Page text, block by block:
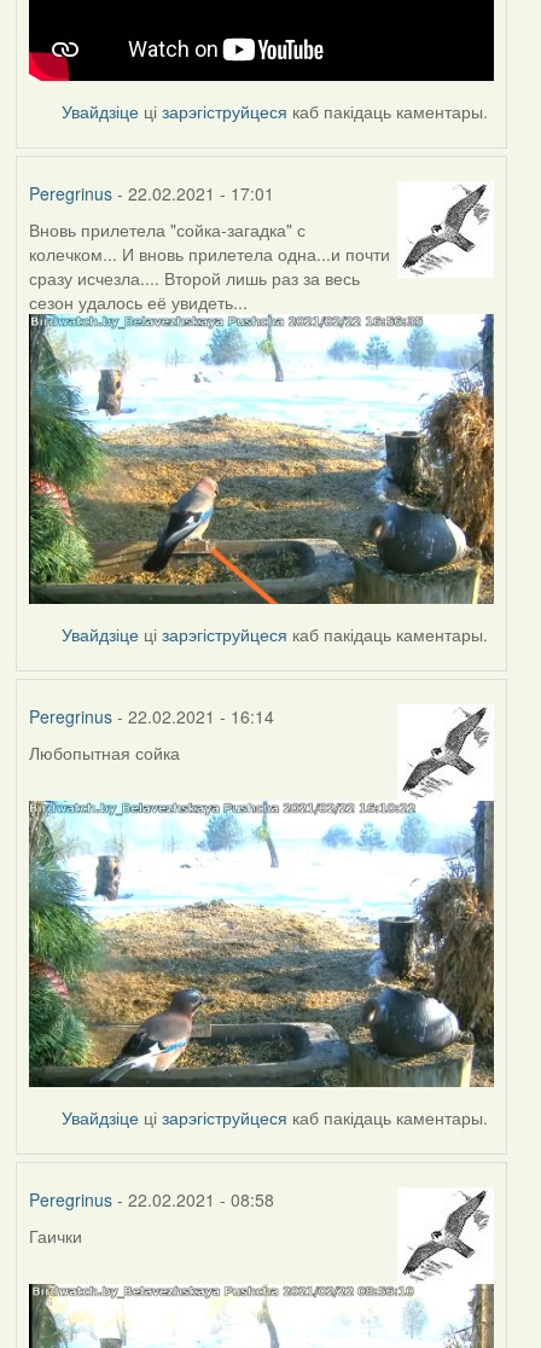
Увайдзіце цізарэгіструйцеся каб пакідаць каментары.
Peregrinus- 22.02.2021 - 17:01
Вновь прилетела "сойка-загадка" с
колечком... И вновь прилетела одна...и почти
сразу исчезла.... Второй лишь раз за весь
сезон удалось её увидеть...
Увайдзіце цізарэгіструйцеся каб пакідаць каментары.
Peregrinus- 22.02.2021 - 16:14
Любопытная сойка
Увайдзіце цізарэгіструйцеся каб пакідаць каментары.
Peregrinus- 22.02.2021 - 08:58
Гаички